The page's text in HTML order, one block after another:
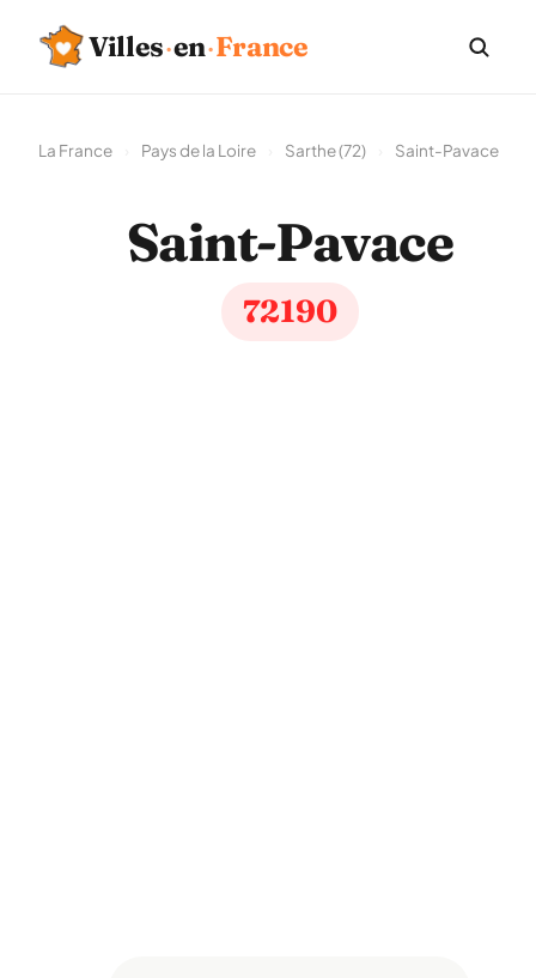
Villes·en·France
La France Pays de la Loire Sarthe (72) Saint-Pavace
Saint-Pavace
72190